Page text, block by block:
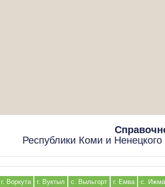
Республики Коми и
г. Воркута г. Вуктыл с. Выльгорт г. Емва
с. Ижма